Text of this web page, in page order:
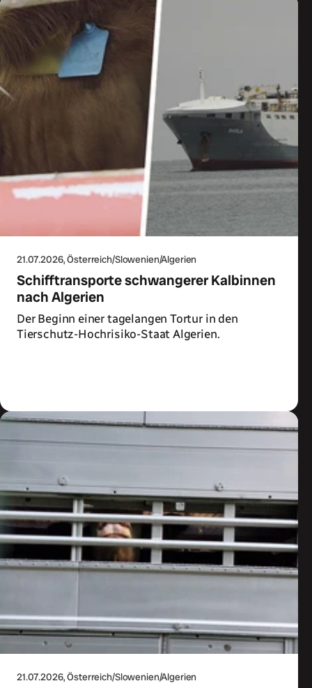
21.07.2026, Österreich/Slowenien/Algerien
Schifftransporte schwangerer Kalbinnen
nach Algerien
Der Beginn einer tagelangen Tortur in den
Tierschutz-Hochrisiko-Staat Algerien.
21.07.2026, Österreich/Slowenien/Algerien